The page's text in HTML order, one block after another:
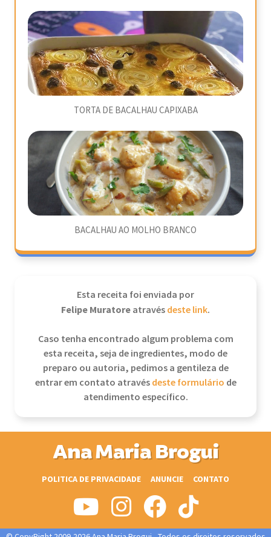
TORTA DE BACALHAU CAPIXABA
BACALHAU AO MOLHO BRANCO
Esta receita foi enviada por
Felipe Muratoreatravésdeste link.
Caso tenha encontrado algum problema com
esta receita, seja de ingredientes, modo de
preparo ou autoria, pedimos a gentileza de
entrar em contato atravésdeste formulário de
atendimento específico.
Ana Maria Brogui
POLITICA DE PRIVACIDADE ANUNCIE CONTATO